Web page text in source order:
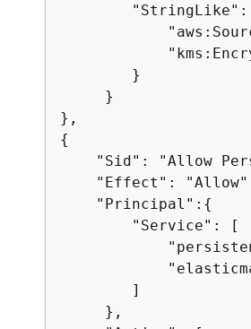
        "StringLike":
        }
     }
{
"Sid": "Allow
"Effect":
    "Principal":
{
        "Service": [
        ]
     },